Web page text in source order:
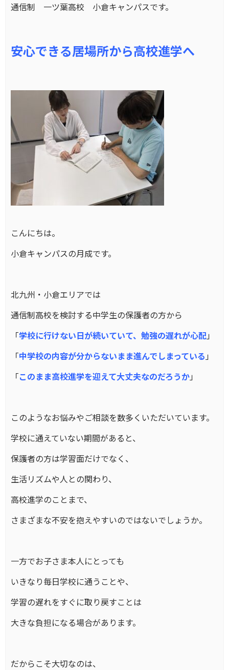
通信制 一ツ葉高校 小倉キャンパスです。
安心できる居場所から高校進学へ
こんにちは。
小倉キャンパスの月成です。
北九州・小倉エリアでは
通信制高校を検討する中学生の保護者の方から
「学校に行けない日が続いていて、勉強の遅れが心配」
「中学校の内容が分からないまま進んでしまっている 」
「このまま高校進学を迎えて大丈夫なのだろうか」
このようなお悩みやご相談を数多くいただいています。
学校に通えていない期間があると、
保護者の方は学習面だけでなく、
生活リズムや人との関わり、
高校進学のことまで、
さまざまな不安を抱えやすいのではないでしょうか。
一方でお子さま本人にとっても
いきなり毎日学校に通うことや、
学習の遅れをすぐに取り戻すことは
大きな負担になる場合があります。
だからこそ大切なのは、